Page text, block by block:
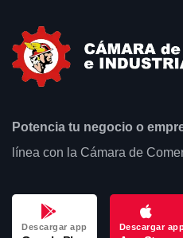
Potencia tu negocio o
línea con la Cámara de
Descargar app Descargar